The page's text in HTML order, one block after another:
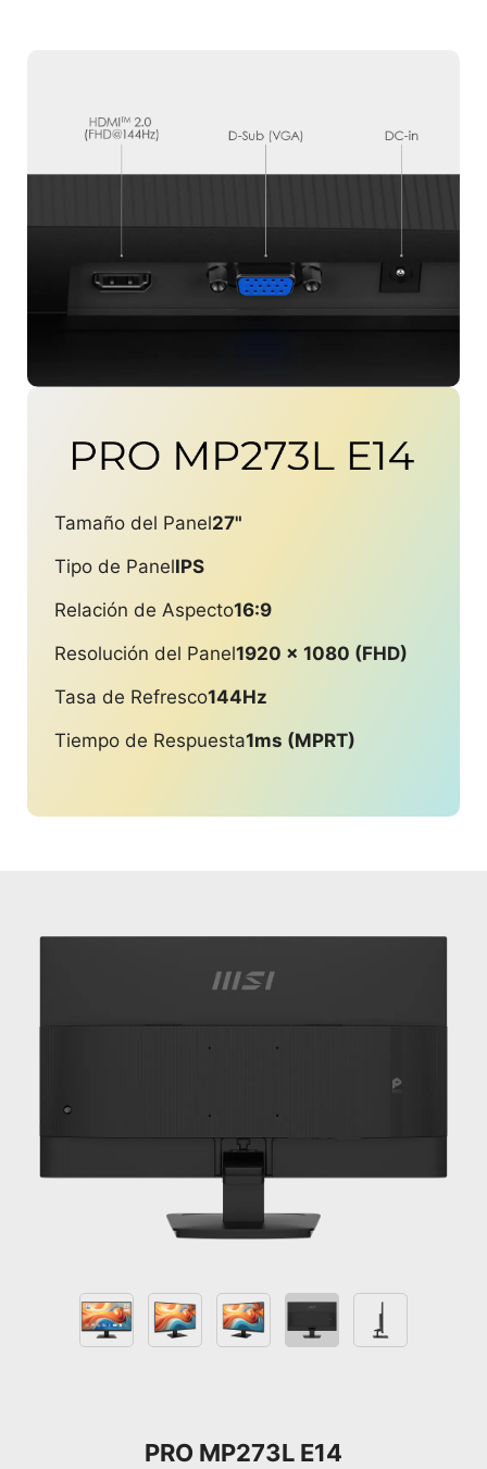
Tamaño del Panel27"
Tipo de PanelIPS
Relación de Aspecto16:9
Resolución del Panel1920 x 1080 (FHD)
Tasa de Refresco144Hz
Tiempo de Respuesta1ms (MPRT)
PRO MP273L E14